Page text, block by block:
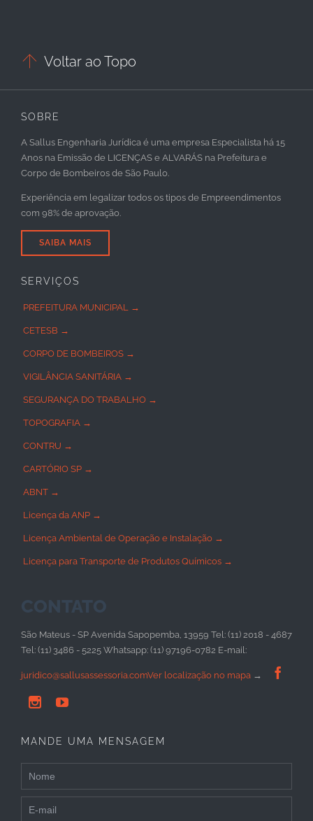
 Voltar ao Topo
SOBRE
A Sallus Engenharia Jurídica é uma empresa Especialista há 15
Anos na Emissão de LICENÇAS e ALVARÁS na Prefeitura e
Corpo de Bombeiros de São Paulo.
Experiência em legalizar todos os tipos de Empreendimentos
com 98% de aprovação.
SAIBA MAIS
SERVIÇOS
PREFEITURA MUNICIPAL →
CETESB →
CORPO DE BOMBEIROS →
VIGILÂNCIA SANITÁRIA →
SEGURANÇA DO TRABALHO →
TOPOGRAFIA →
CONTRU →
CARTÓRIO SP →
ABNT →
Licença da ANP →
Licença Ambiental de Operação e Instalação →
Licença para Transporte de Produtos Químicos →
CONTATO
São Mateus - SP Avenida Sapopemba, 13959 Tel: (11) 2018 - 4687
Tel: (11) 3486 - 5225 Whatsapp: (11) 97196-0782 E-mail:
juridico@sallusassessoria.comVer localização no mapa → 
 
MANDE UMA MENSAGEM